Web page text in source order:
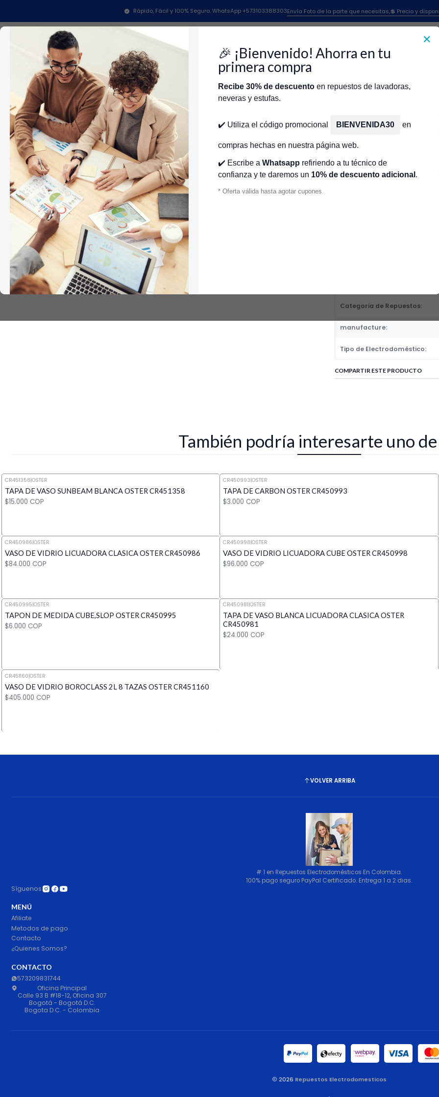
✕
🎉 ¡Bienvenido! Ahorra en tu
primera compra
Recibe 30% de descuento en repuestos de lavadoras,
neveras y estufas.
✔️ Utiliza el código promocional BIENVENIDA30 en
compras hechas en nuestra página web.
✔️ Escribe a Whatsapp refiriendo a tu técnico de
confianza y te daremos un 10% de descuento adicional .
* Oferta válida hasta agotar cupones.
Categorías
Rápido, Fácil y 100% Seguro. WhatsApp +573103388303Envía Foto de la parte que necesitas,💲 Precio y
Inicio TAZON DE VIDRIO OSTER CR450999
TAZON DE
Cantidad
🔥
Mostrar stock de
TAZON DE VIDRIO OSTER
Categoria de Repuestos:
manufacture:
Tipo de Electrodoméstico:
COMPARTIR ESTE PRODUCTO
También podría interesarte uno
CR451358|OSTER
TAPA DE VASO SUNBEAM BLANCA OSTER CR451358
$15.000 COP
Cantidad
CR450993|OSTER
TAPA DE CARBON OSTER CR450993
$3.000 COP
Cantidad
CR450986|OSTER
VASO DE VIDRIO LICUADORA CLASICA OSTER CR450986
$84.000 COP
Cantidad
CR450998|OSTER
VASO DE VIDRIO LICUADORA CUBE OSTER CR450998
$96.000 COP
Cantidad
CR450995|OSTER
TAPON DE MEDIDA CUBE,SLOP OSTER CR450995
$6.000 COP
Cantidad
CR450981|OSTER
TAPA DE VASO BLANCA LICUADORA CLASICA OSTER
CR450981
$24.000 COP
CR451160|OSTER
VASO DE VIDRIO BOROCLASS 2L 8 TAZAS OSTER CR451160
$405.000 COP
Cantidad
VOLVER ARRIBA
# 1 en Repuestos Electrodomésticos En Colombia.
100% pago seguro PayPal Certificado. Entrega 1 a 2 dias.
Síguenos
MENÚ
Afiliate
Metodos de pago
Contacto
¿Quienes Somos?
CONTACTO
573209831744
Oficina Principal
Calle 93 B #18-12, Oficina 307
Bogotá - Bogotá D.C.
Bogota D.C. - Colombia
2026 Repuestos Electrodomesticos
.